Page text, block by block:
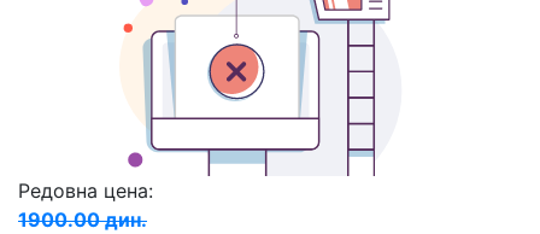
Редовна цена:
1900.00 дин.